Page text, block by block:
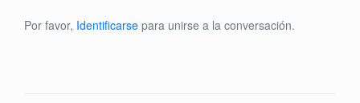
Por favor, Identificarse para unirse a la conversación.